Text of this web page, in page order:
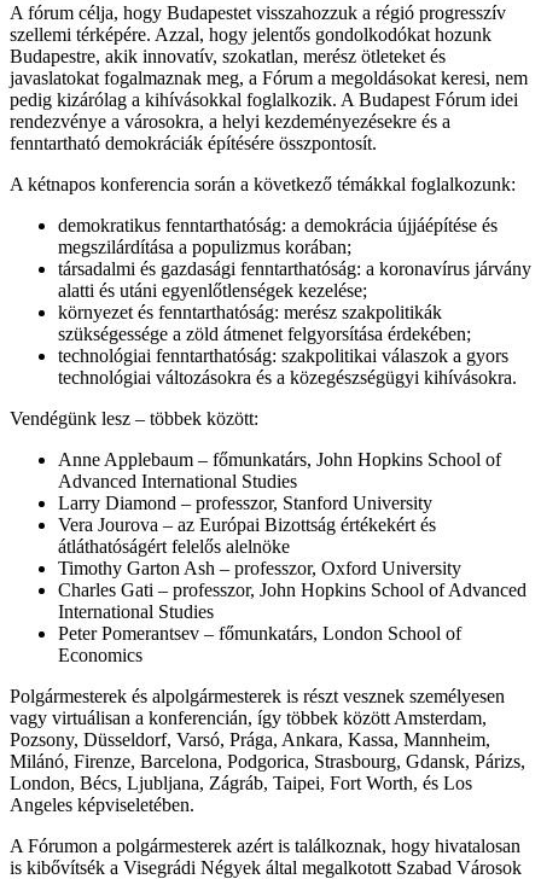
A fórum célja, hogy Budapestet visszahozzuk a régió progresszív
szellemi térképére. Azzal, hogy jelentős gondolkodókat hozunk
Budapestre, akik innovatív, szokatlan, merész ötleteket és
javaslatokat fogalmaznak meg, a Fórum a megoldásokat keresi, nem
pedig kizárólag a kihívásokkal foglalkozik. A Budapest Fórum idei
rendezvénye a városokra, a helyi kezdeményezésekre és a
fenntartható demokráciák építésére összpontosít.
A kétnapos konferencia során a következő témákkal foglalkozunk:
demokratikus fenntarthatóság: a demokrácia újjáépítése és
megszilárdítása a populizmus korában;
társadalmi és gazdasági fenntarthatóság: a koronavírus járvány
alatti és utáni egyenlőtlenségek kezelése;
környezet és fenntarthatóság: merész szakpolitikák
szükségessége a zöld átmenet felgyorsítása érdekében;
technológiai fenntarthatóság: szakpolitikai válaszok a gyors
technológiai változásokra és a közegészségügyi kihívásokra.
Vendégünk lesz – többek között:
Anne Applebaum – főmunkatárs, John Hopkins School of
Advanced International Studies
Larry Diamond – professzor, Stanford University
Vera Jourova – az Európai Bizottság értékekért és
átláthatóságért felelős alelnöke
Timothy Garton Ash – professzor, Oxford University
Charles Gati – professzor, John Hopkins School of Advanced
International Studies
Peter Pomerantsev – főmunkatárs, London School of
Economics
Polgármesterek és alpolgármesterek is részt vesznek személyesen
vagy virtuálisan a konferencián, így többek között Amsterdam,
Pozsony, Düsseldorf, Varsó, Prága, Ankara, Kassa, Mannheim,
Milánó, Firenze, Barcelona, Podgorica, Strasbourg, Gdansk, Párizs,
London, Bécs, Ljubljana, Zágráb, Taipei, Fort Worth, és Los
Angeles képviseletében.
A Fórumon a polgármesterek azért is találkoznak, hogy hivatalosan
is kibővítsék a Visegrádi Négyek által megalkotott Szabad Városok